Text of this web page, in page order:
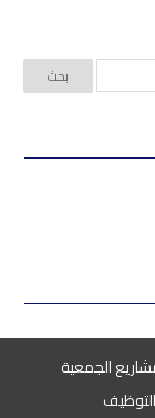
الجمعية
التوظيف